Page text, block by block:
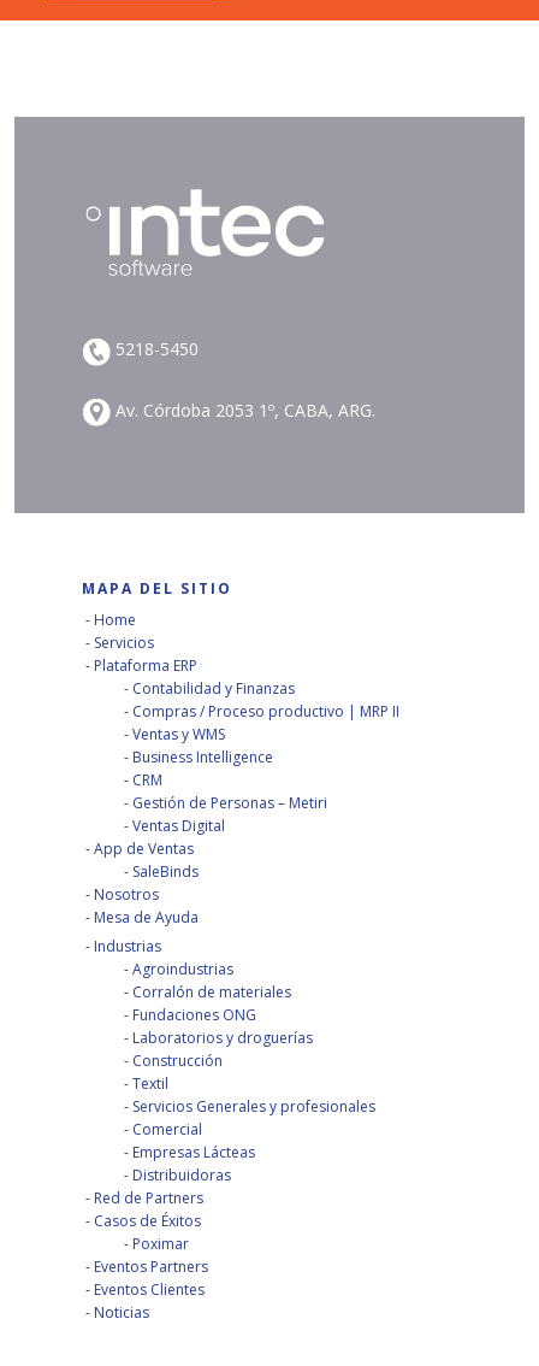
5218-5450
Av. Córdoba 2053 1º, CABA, ARG.
MAPA DEL SITIO
Home
Servicios
Plataforma ERP
Contabilidad y Finanzas
Compras / Proceso productivo | MRP II
Ventas y WMS
Business Intelligence
CRM
Gestión de Personas – Metiri
Ventas Digital
App de Ventas
SaleBinds
Nosotros
Mesa de Ayuda
Industrias
Agroindustrias
Corralón de materiales
Fundaciones ONG
Laboratorios y droguerías
Construcción
Textil
Servicios Generales y profesionales
Comercial
Empresas Lácteas
Distribuidoras
Red de Partners
Casos de Éxitos
Poximar
Eventos Partners
Eventos Clientes
Noticias